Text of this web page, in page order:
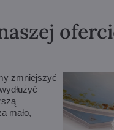
zmniejszyć
mało,